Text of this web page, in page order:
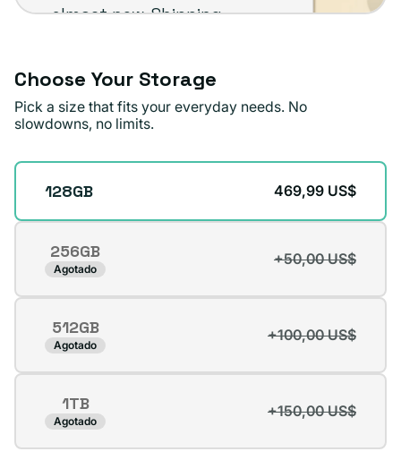
reviewalmost new. Shipping
happy with it and
would recommend Plug.
Doris M. Verified buyer
Choose Your Storage
Pick a size that fits your everyday needs. No
slowdowns, no limits.
Storage
128GB 469,99 US$
256GB
Agotado
+50,00 US$
Variante
no
disponible
512GB
Agotado
+100,00 US$
Variante
no
disponible
1TB
Agotado
+150,00 US$
Variante